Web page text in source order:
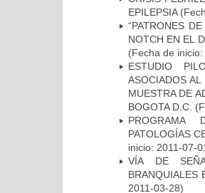
EPILEPSIA
“PATRONES
NOTCH EN EL
(Fecha de
ESTUDIO
ASOCIADOS
MUESTRA DE
BOGOTA D.C.
PROGRAMA
PATOLOGÍAS
inicio: 2011-07-
VÍA DE
BRANQUIALES
2011-03-28)